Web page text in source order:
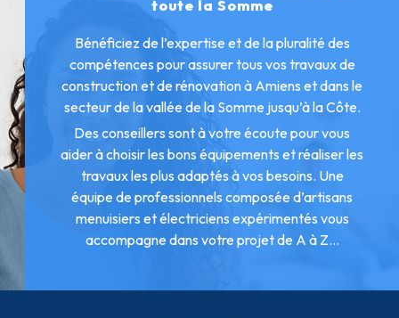
toute la Somme
Bénéficiez de l’expertise et de la pluralité des
compétences pour assurer tous vos travaux de
construction et de rénovation à Amiens et dans le
secteur de la vallée de la Somme jusqu’à la Côte.
Des conseillers sont à votre écoute pour vous
aider à choisir les bons équipements et réaliser les
travaux les plus adaptés à vos besoins. Une
équipe de professionnels composée d’artisans
menuisiers et électriciens expérimentés vous
accompagne dans votre projet de A à Z...